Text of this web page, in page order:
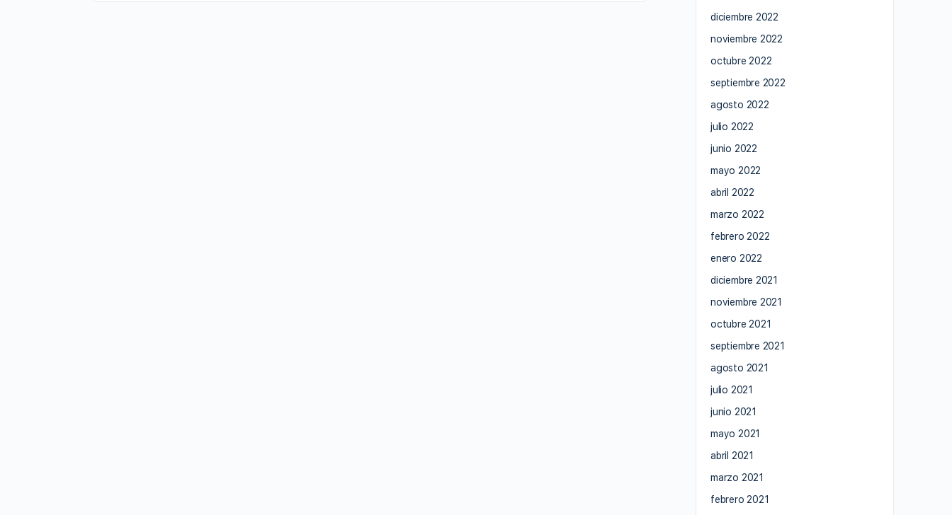
diciembre 2022
noviembre 2022
octubre 2022
septiembre 2022
agosto 2022
julio 2022
junio 2022
mayo 2022
abril 2022
marzo 2022
febrero 2022
enero 2022
diciembre 2021
noviembre 2021
octubre 2021
septiembre 2021
agosto 2021
julio 2021
junio 2021
mayo 2021
abril 2021
marzo 2021
febrero 2021